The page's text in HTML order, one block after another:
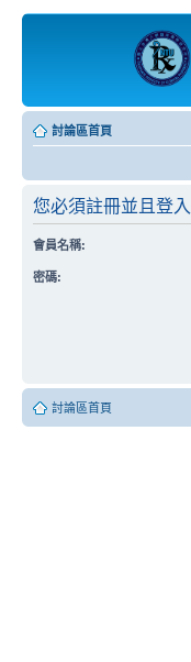
討論區首頁
您必須註冊並且登
會員名稱:
密碼:
討論區首頁